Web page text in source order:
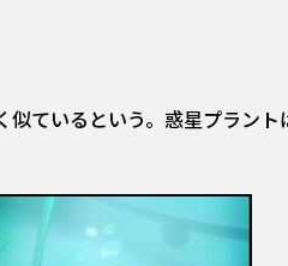
ているという。惑星プラント